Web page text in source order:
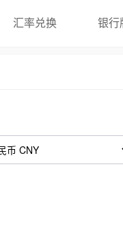
汇率兑换 银行